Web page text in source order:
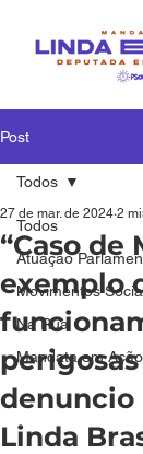
Post
Todos
Atuação
Movimentos
Na Rua
Mandata em Ação
Todos
“Caso de
exemplo
denuncio
Linda
27 de mar. de 2024 2